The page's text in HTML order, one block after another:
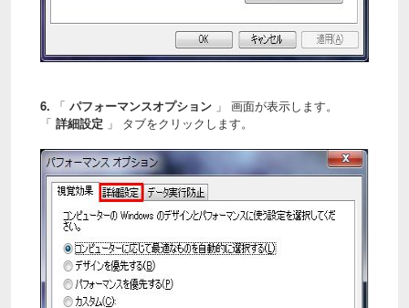
6. 「 パフォーマンスオプション 」 画面が表示します。
「 詳細設定 」 タブをクリックします。